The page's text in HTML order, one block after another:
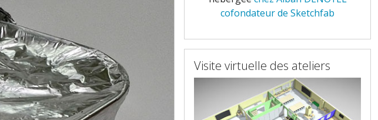
cofondateur de Sketchfab
Visite virtuelle des ateliers